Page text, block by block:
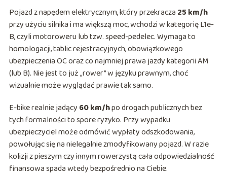
Pojazd z napędem elektrycznym, który przekracza 25 km/h
przy użyciu silnika i ma większą moc, wchodzi w kategorię L1e-
B, czyli motoroweru lub tzw. speed-pedelec. Wymaga to
homologacji, tablic rejestracyjnych, obowiązkowego
ubezpieczenia OC oraz co najmniej prawa jazdy kategorii AM
(lub B). Nie jest to już „rower” w języku prawnym, choć
wizualnie może wyglądać prawie tak samo.
E-bike realnie jadący 60 km/hpo drogach publicznych bez
tych formalności to spore ryzyko. Przy wypadku
ubezpieczyciel może odmówić wypłaty odszkodowania,
powołując się na nielegalnie zmodyfikowany pojazd. W razie
kolizji z pieszym czy innym rowerzystą cała odpowiedzialność
finansowa spada wtedy bezpośrednio na Ciebie.